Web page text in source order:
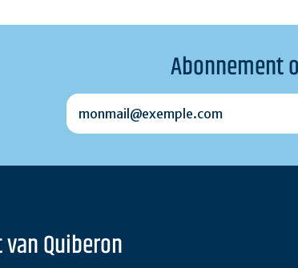
Abonnement
monmail@exemple.com
Quiberon